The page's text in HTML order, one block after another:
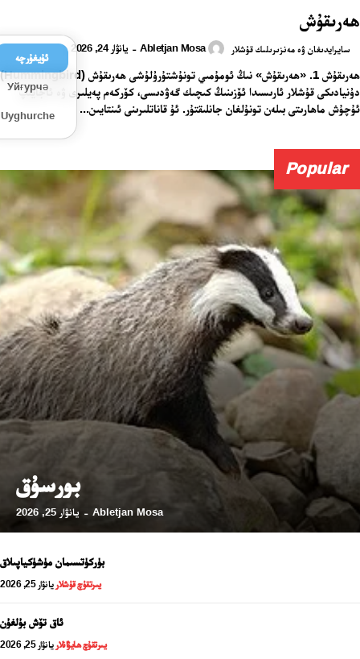
ھەرىقۇش
سايرايدىغان ۋە مەنزىرىلىك قۇشلار Abletjan Mosa
- يانۋار 24, 2026
ھەرىقۇش 1. «ھەرىقۇش» نىڭ ئومۇمىي تونۇشتۇرۇلۇشى ھەرىقۇش (Hummingbird)
دۇنيادىكى قۇشلار ئارىسىدا ئۆزىنىڭ كىچىك گەۋدىسى، كۆركەم پەيلىرى ۋە ئاجايىپ
ئۇچۇش ماھارىتى بىلەن تونۇلغان جانلىقتۇر. ئۇ قاناتلىرىنى ئىنتايىن...
Popular
بورسۇق
Abletjan Mosa
- يانۋار 25, 2026
بۈركۈتسىمان مۈشۈكياپىلاق
يىرتقۇچ قۇشلار يانۋار 25, 2026
ئاق تۆش بۇلغۇن
يىرتقۇچ ھايۋانلار يانۋار 25, 2026
ئۇيغۇرچە
Уйғурчә
Uyghurche